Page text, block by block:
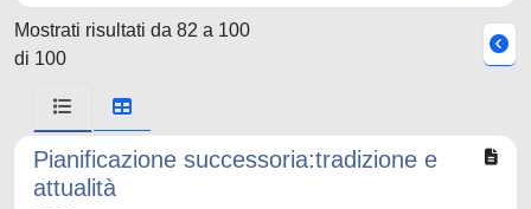
Mostrati risultati da 82 a 100
di 100
Pianificazione successoria:tradizione e
attualità